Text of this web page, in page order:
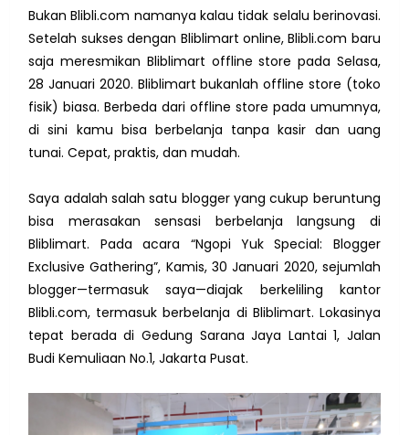
Bukan Blibli.com namanya kalau tidak selalu berinovasi.
Setelah sukses dengan Bliblimart online, Blibli.com baru
saja meresmikan Bliblimart offline store pada Selasa,
28 Januari 2020. Bliblimart bukanlah offline store (toko
fisik) biasa. Berbeda dari offline store pada umumnya,
di sini kamu bisa berbelanja tanpa kasir dan uang
tunai. Cepat, praktis, dan mudah.
Saya adalah salah satu blogger yang cukup beruntung
bisa merasakan sensasi berbelanja langsung di
Bliblimart. Pada acara “Ngopi Yuk Special: Blogger
Exclusive Gathering”, Kamis, 30 Januari 2020, sejumlah
blogger—termasuk saya—diajak berkeliling kantor
Blibli.com, termasuk berbelanja di Bliblimart. Lokasinya
tepat berada di Gedung Sarana Jaya Lantai 1, Jalan
Budi Kemuliaan No.1, Jakarta Pusat.